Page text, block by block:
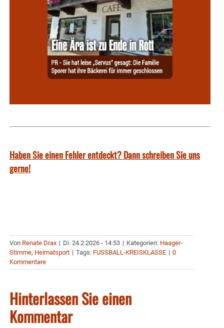
Haben Sie einen Fehler entdeckt? Dann schreiben Sie uns
gerne!
Von Renate Drax | Di. 24.2.2026 - 14:53 | Kategorien: Haager-
Stimme, Heimatsport | Tags: FUSSBALL-KREISKLASSE | 0
Kommentare
Hinterlassen Sie einen
Kommentar